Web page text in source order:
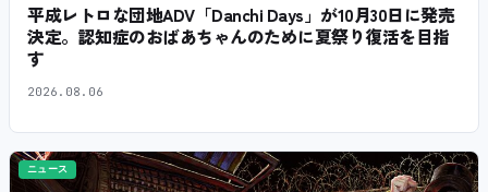
平成レトロな団地ADV「Danchi Days」が10月30日に発売
決定。認知症のおばあちゃんのために夏祭り復活を目指
す
2026.08.06
ニュース